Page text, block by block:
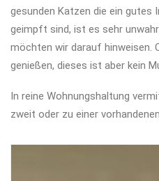
gesunden Katzen die ein gutes
geimpft sind, ist es sehr
möchten wir darauf hinweisen.
genießen, dieses ist aber kein
In reine Wohnungshaltung
zweit oder zu einer